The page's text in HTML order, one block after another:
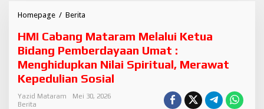
Homepage / Berita
I
C
a
b
a
g
HMI Cabang Mataram Melalui Ketua
Bidang Pemberdayaan Umat :
Menghidupkan Nilai Spiritual, Merawat
Kepedulian Sosial
Yazid Mataram
Mei 30, 2026
Berita